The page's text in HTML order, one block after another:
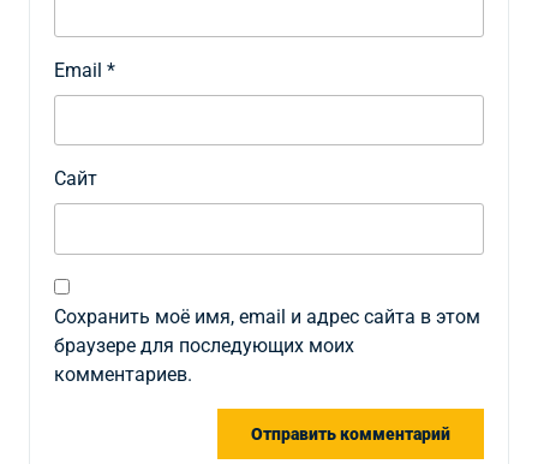
Email *
Сайт
Сохранить моё имя, email и адрес сайта в этом
браузере для последующих моих
комментариев.